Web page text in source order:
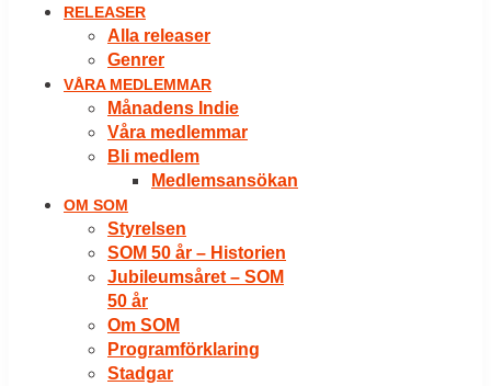
RELEASER
Alla releaser
Genrer
VÅRA MEDLEMMAR
Månadens Indie
Våra medlemmar
Bli medlem
Medlemsansökan
OM SOM
Styrelsen
SOM 50 år – Historien
Jubileumsåret – SOM
50 år
Om SOM
Programförklaring
Stadgar